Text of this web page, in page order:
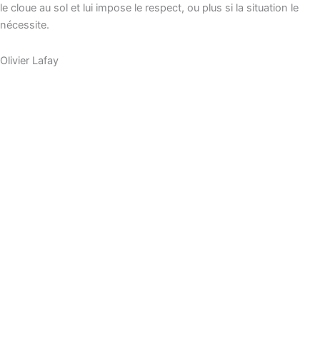
le cloue au sol et lui impose le respect, ou plus si la situation le
nécessite.
Olivier Lafay